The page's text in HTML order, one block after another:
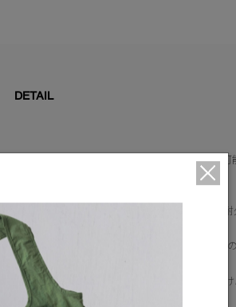
DETAIL
出来るプレミアムサーマルフードは2方向に調節
ング：高摩耗領域はコーデュラ®生地で補強し耐
ター：襟まわりのリフレクターにより、暗闇で
パックストラップにより、ジャケットを肩にか